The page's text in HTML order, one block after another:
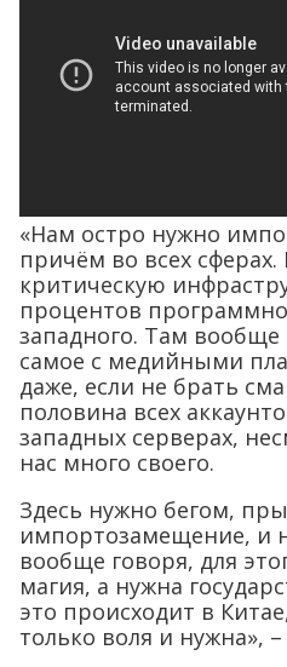
«Нам остро нужно
причём во всех
критическую
процентов
западного. Там вообще
самое с медийными
даже, если не брать
половина всех
западных серверах,
нас много своего.
Здесь нужно бегом,
импортозамещение, и
вообще говоря, для
магия, а нужна
это происходит в
только воля и нужна»,